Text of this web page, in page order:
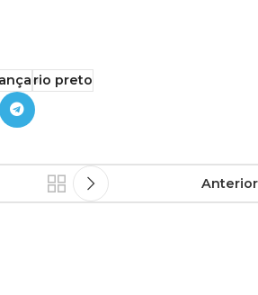
rio preto
Anterior